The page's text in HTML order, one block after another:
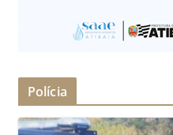
Polícia